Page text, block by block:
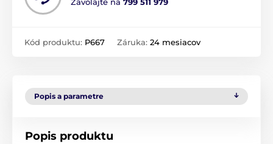
Zavolajte na 799 511 979
Kód produktu: P667 Záruka: 24 mesiacov
Popis a parametre
Popis produktu